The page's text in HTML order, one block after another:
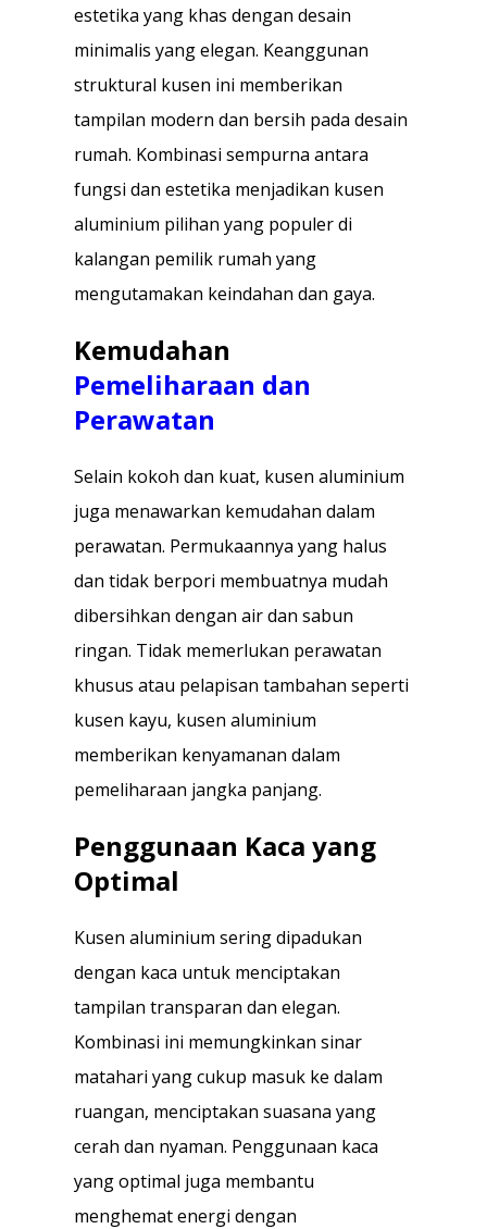
estetika yang khas dengan desain
minimalis yang elegan. Keanggunan
struktural kusen ini memberikan
tampilan modern dan bersih pada desain
rumah. Kombinasi sempurna antara
fungsi dan estetika menjadikan kusen
aluminium pilihan yang populer di
kalangan pemilik rumah yang
mengutamakan keindahan dan gaya.
Kemudahan
Pemeliharaan dan
Perawatan
Selain kokoh dan kuat, kusen aluminium
juga menawarkan kemudahan dalam
perawatan. Permukaannya yang halus
dan tidak berpori membuatnya mudah
dibersihkan dengan air dan sabun
ringan. Tidak memerlukan perawatan
khusus atau pelapisan tambahan seperti
kusen kayu, kusen aluminium
memberikan kenyamanan dalam
pemeliharaan jangka panjang.
Penggunaan Kaca yang
Optimal
Kusen aluminium sering dipadukan
dengan kaca untuk menciptakan
tampilan transparan dan elegan.
Kombinasi ini memungkinkan sinar
matahari yang cukup masuk ke dalam
ruangan, menciptakan suasana yang
cerah dan nyaman. Penggunaan kaca
yang optimal juga membantu
menghemat energi dengan